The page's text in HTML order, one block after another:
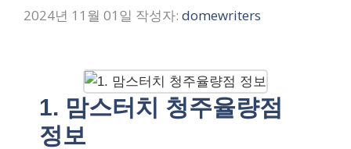
2024년 11월 01일 작성자: domewriters
1. 맘스터치 청주율량점
정보